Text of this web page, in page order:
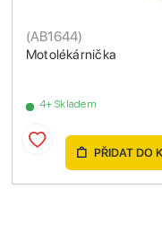
Motolékárnička
(AB1644)
4+ Skladem
PŘIDAT DO